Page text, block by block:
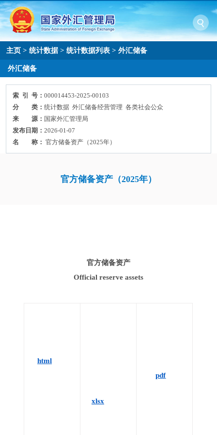
主页 >统计数据 >统计数据列表 >外汇储备
外汇储备
索 引 号：000014453-2025-00103
分 类：统计数据 外汇储备经营管理 各类社会公众
来 源： 国家外汇管理局
发布日期：2026-01-07
名 称： 官方储备资产（2025年）
官方储备资产（2025年）
官方储备资产
Official reserve assets
html
xlsx
pdf